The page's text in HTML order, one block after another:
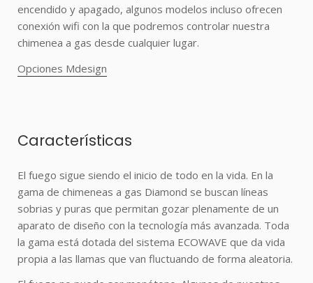
encendido y apagado, algunos modelos incluso ofrecen
conexión wifi con la que podremos controlar nuestra
chimenea a gas desde cualquier lugar.
Opciones Mdesign
Características
El fuego sigue siendo el inicio de todo en la vida. En la
gama de chimeneas a gas Diamond se buscan líneas
sobrias y puras que permitan gozar plenamente de un
aparato de diseño con la tecnología más avanzada. Toda
la gama está dotada del sistema ECOWAVE que da vida
propia a las llamas que van fluctuando de forma aleatoria.